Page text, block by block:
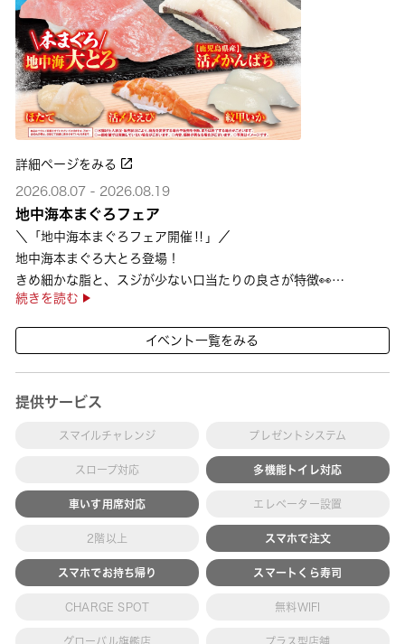
詳細ページをみる
2026.08.07 - 2026.08.19
地中海本まぐろフェア
＼「地中海本まぐろフェア開催‼」／
地中海本まぐろ大とろ登場！
きめ細かな脂と、スジが少ない口当たりの良さが特徴👀
さらに、鹿児島で育った高級魚【鹿児島県産活〆かんぱち】など
続きを読む
イベント一覧をみる
提供サービス
スマイルチャレンジ プレゼントシステム
スロープ対応 多機能トイレ対応
車いす用席対応 エレベーター設置
2階以上 スマホで注文
スマホでお持ち帰り スマートくら寿司
CHARGE SPOT 無料WIFI
グローバル旗艦店 プラス型店舗